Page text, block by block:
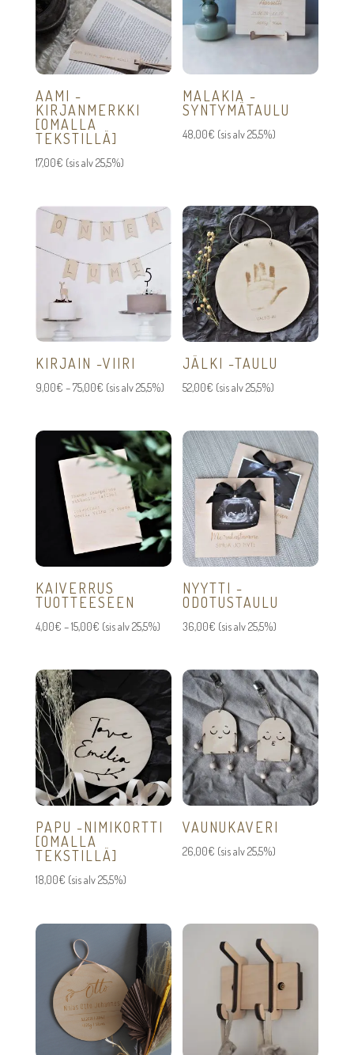
AAMI -
KIRJANMERKKI
[OMALLA
TEKSTILLÄ]
17,00€ (sis alv 25,5%)
MALAKIA -
SYNTYMÄTAULU
48,00€ (sis alv 25,5%)
KIRJAIN -VIIRI
9,00€ –75,00€Hintaluokka:
-
75,00€
(sis alv 25,5%)
JÄLKI -TAULU
52,00€ (sis alv 25,5%)
KAIVERRUS
TUOTTEESEEN
4,00€ –15,00€Hintaluokka:
-
(sis alv 25,5%)
NYYTTI -
ODOTUSTAULU
36,00€ (sis alv 25,5%)
PAPU -NIMIKORTTI
[OMALLA
TEKSTILLÄ]
18,00€ (sis alv 25,5%)
VAUNUKAVERI
26,00€ (sis alv 25,5%)